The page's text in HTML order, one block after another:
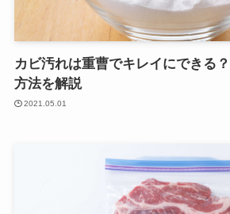
カビ汚れは重曹でキレイにできる
方法を解説
2021.05.01